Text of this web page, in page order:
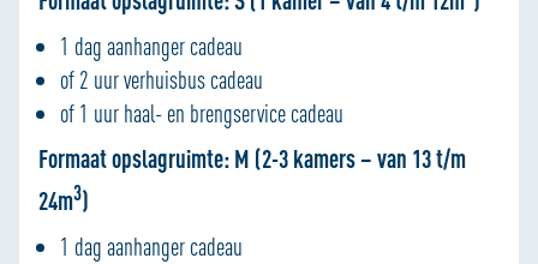
1 dag aanhanger cadeau
of 2 uur verhuisbus cadeau
of 1 uur haal- en brengservice cadeau
Formaat opslagruimte: M (2-3 kamers – van 13 t/m
24m3)
1 dag aanhanger cadeau